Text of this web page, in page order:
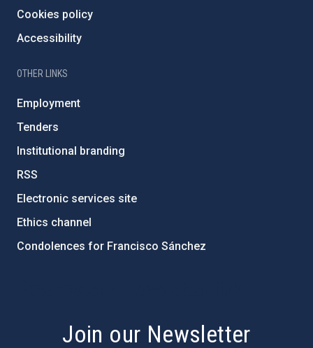
Cookies policy
Accessibility
OTHER LINKS
Employment
Tenders
Institutional branding
RSS
Electronic services site
Ethics channel
Condolences for Francisco Sánchez
Join our Newsletter